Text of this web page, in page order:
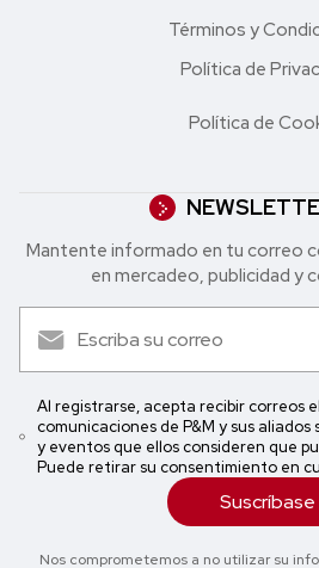
Términos y
Política de
Política de
Mantente informado en tu correo
en mercadeo, publicidad y
Al registrarse, acepta recibir correos
comunicaciones de P&M y sus
y eventos que ellos consideren que
Puede retirar su consentimiento en
Suscríbase
Nos comprometemos a no utilizar su